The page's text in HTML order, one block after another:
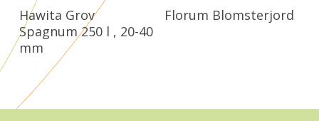
Læs Mere
Hawita Grov
Spagnum 250 l , 20-40
mm
Læs Mere
Florum Blomsterjord